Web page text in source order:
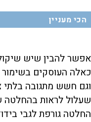
הכי מעניין
אפשר להבין שיש
כאלה העוסקים
וגם חשש מתגובה
שעלול לראות בהחלטה
החלטה גורפת לגבי